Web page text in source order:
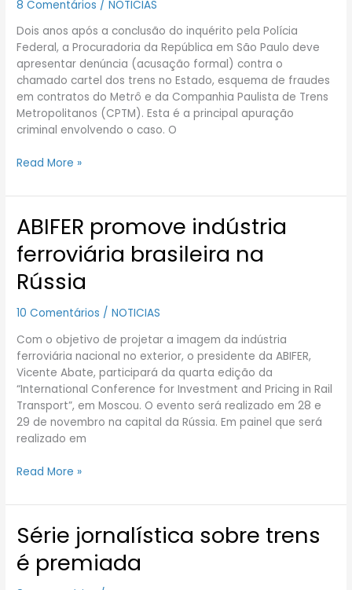
8 Comentários /NOTICIAS
Dois anos após a conclusão do inquérito pela Polícia
Federal, a Procuradoria da República em São Paulo deve
apresentar denúncia (acusação formal) contra o
chamado cartel dos trens no Estado, esquema de fraudes
em contratos do Metrô e da Companhia Paulista de Trens
Metropolitanos (CPTM). Esta é a principal apuração
criminal envolvendo o caso. O
SP
ser
alvo
de
denúncia
Read More »
ABIFER promove indústria
ferroviária brasileira na
Rússia
10 Comentários /NOTICIAS
Com o objetivo de projetar a imagem da indústria
ferroviária nacional no exterior, o presidente da ABIFER,
Vicente Abate, participará da quarta edição da
“International Conference for Investment and Pricing in Rail
Transport”, em Moscou. O evento será realizado em 28 e
29 de novembro na capital da Rússia. Em painel que será
realizado em
ABIFER
promove
indústria
ferroviária
brasileira
Rússia
Read More »
Série jornalística sobre trens
é premiada
Série
jornalística
sobre
trens